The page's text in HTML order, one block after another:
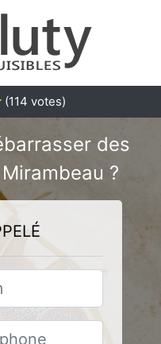
(114 votes)
des
?